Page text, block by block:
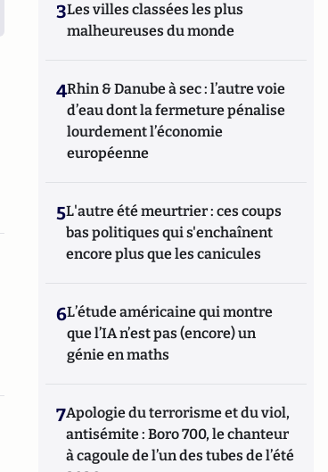
3Les villes classées les plus
malheureuses du monde
4Rhin & Danube à sec : l’autre voie
d’eau dont la fermeture pénalise
lourdement l’économie
européenne
5L'autre été meurtrier : ces coups
bas politiques qui s'enchaînent
encore plus que les canicules
6L’étude américaine qui montre
que l’IA n’est pas (encore) un
génie en maths
7Apologie du terrorisme et du viol,
antisémite : Boro 700, le chanteur
à cagoule de l’un des tubes de l’été